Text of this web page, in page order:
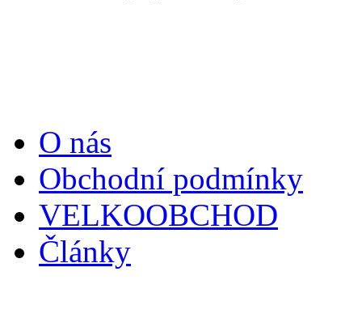
O nás
Obchodní podmínky
VELKOOBCHOD
Články